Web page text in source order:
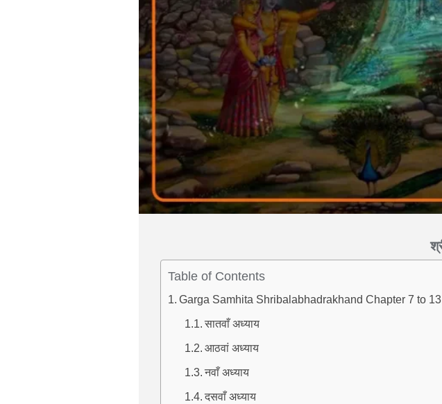
Table of Contents
Garga Samhita Shribalabhadrakhand Chapter 7 to 13
सातवाँ अध्याय
आठवां अध्याय
नवाँ अध्याय
दसवाँ अध्याय